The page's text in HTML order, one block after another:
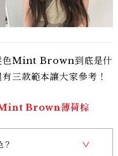
色Mint Brown到底是什
三款範本讓大家參考！
Brown薄荷棕